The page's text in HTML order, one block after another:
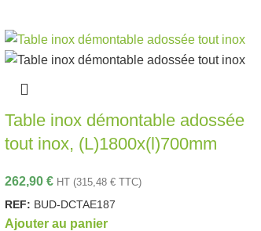
Table inox démontable adossée
tout inox, (L)1800x(l)700mm
262,90 € HT (315,48 € TTC)
REF: BUD-DCTAE187
Ajouter au panier